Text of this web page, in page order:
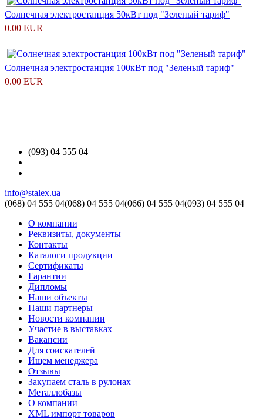
Солнечная электростанция 50кВт под "Зеленый тариф"
0.00 EUR
Солнечная электростанция 100кВт под "Зеленый тариф"
0.00 EUR
(093) 04 555 04
info@stalex.ua
(068) 04 555 04(068) 04 555 04(066) 04 555 04(093) 04 555 04
О компании
Реквизиты, документы
Контакты
Каталоги продукции
Сертификаты
Гарантии
Дипломы
Наши объекты
Наши партнеры
Новости компании
Участие в выставках
Вакансии
Для соискателей
Ищем менеджера
Отзывы
Закупаем сталь в рулонах
Металлобазы
О компании
XML импорт товаров